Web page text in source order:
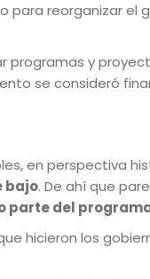
para reorganizar
programas y
se consideró
en perspectiva
bajo. De ahí que
parte del
hicieron los